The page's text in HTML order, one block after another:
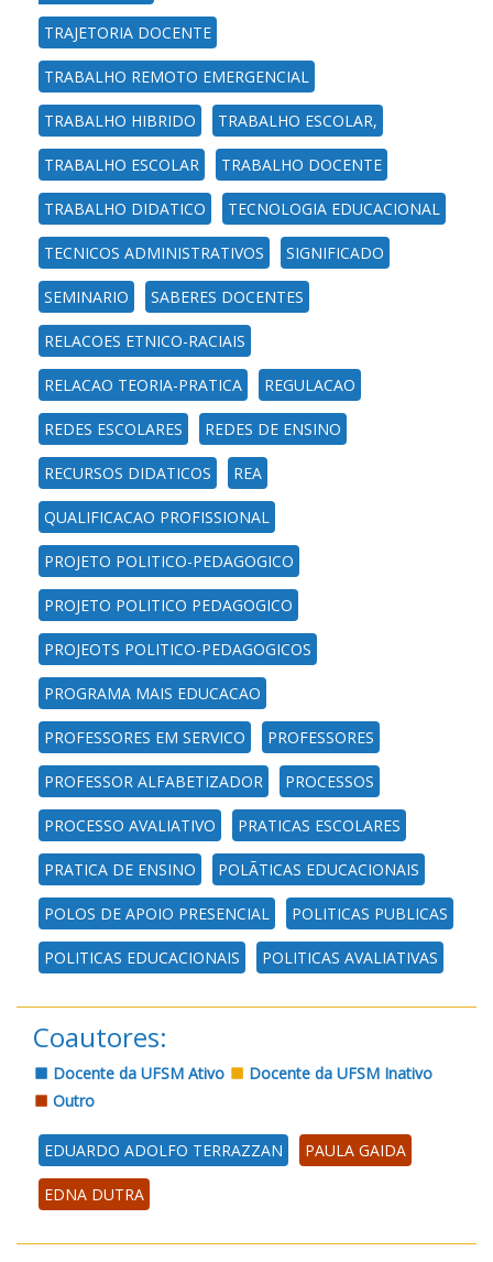
TRAJETORIA DOCENTE
TRABALHO REMOTO EMERGENCIAL
TRABALHO HIBRIDO TRABALHO ESCOLAR,
TRABALHO ESCOLAR TRABALHO DOCENTE
TRABALHO DIDATICO TECNOLOGIA EDUCACIONAL
TECNICOS ADMINISTRATIVOS SIGNIFICADO
SEMINARIO SABERES DOCENTES
RELACOES ETNICO-RACIAIS
RELACAO TEORIA-PRATICA REGULACAO
REDES ESCOLARES REDES DE ENSINO
RECURSOS DIDATICOS REA
QUALIFICACAO PROFISSIONAL
PROJETO POLITICO-PEDAGOGICO
PROJETO POLITICO PEDAGOGICO
PROJEOTS POLITICO-PEDAGOGICOS
PROGRAMA MAIS EDUCACAO
PROFESSORES EM SERVICO PROFESSORES
PROFESSOR ALFABETIZADOR PROCESSOS
PROCESSO AVALIATIVO PRATICAS ESCOLARES
PRATICA DE ENSINO POLÃTICAS EDUCACIONAIS
POLOS DE APOIO PRESENCIAL POLITICAS PUBLICAS
POLITICAS EDUCACIONAIS POLITICAS AVALIATIVAS
Coautores:
Docente da UFSM Ativo
Docente da UFSM Inativo
Outro
EDUARDO ADOLFO TERRAZZAN PAULA GAIDA
EDNA DUTRA